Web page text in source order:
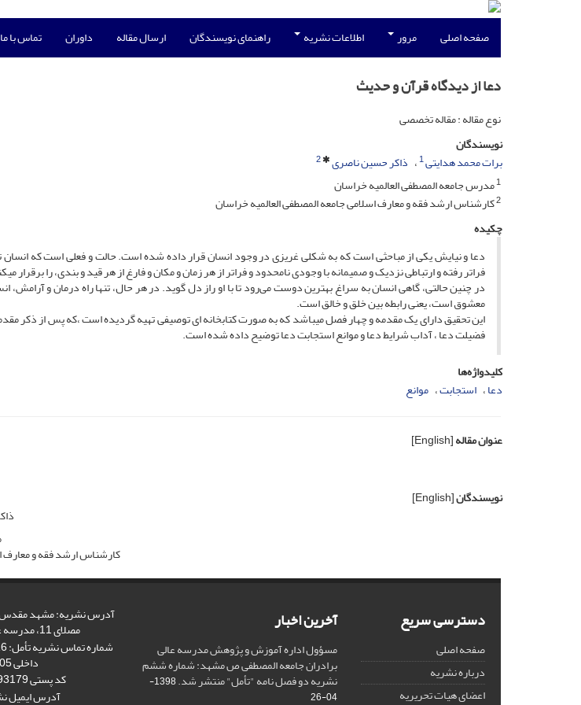
صفحه اصلی مرور اطلاعات نشریه راهنمای نویسندگان ارسال مقاله داوران تماس با ما
دعا از دیدگاه قرآن و حدیث
نوع مقاله : مقاله تخصصی
نویسندگان
برات محمد هدایتی1 ذاکر حسین ناصری
2
1مدرس جامعه المصطفی العالمیه خراسان
2کارشناس ارشد فقه و معارف اسلامی جامعه المصطفی العالمیه خراسان
چکیده
دعا و نیایش یکی از مباحثی است که به شکلی غریزی در وجود انسان قرار داده شده است. حالت و فعلی است که
فراتر رفته و ارتباطی نزدیک و صمیمانه با وجودی نامحدود و فراتر از هر زمان و مکان و فارغ از هر قید و بندی، را برقرار
در چنین حالتى، گاهى انسان به سراغ بهترین دوست مى‌رود تا با او راز دل گوید. در هر حال، تنها راه درمان و
معشوق است، یعنی رابطه بین خلق و خالق است.
این تحقیق دارای یک مقدمه و چهار فصل میباشد که به صورت کتابخانه ای توصیفی تهیه گردیده است ،که پس از ذکر
فضیلت دعا ، آداب شرایط دعا و موانع استجابت دعا توضیح داده شده است.
کلیدواژه‌ها
دعا استجابت موانع
عنوان مقاله[English]
نویسندگان[English]
کارشناس ارشد فقه و معارف
دسترسی سریع
صفحه اصلی
درباره نشریه
اعضای هیات تحریریه
آخرین اخبار
مسؤول اداره آموزش و پژوهش مدرسه عالی
برادران جامعه المصطفی ص مشهد: شماره ششم
نشریه دو فصل نامه "تأمل" منتشر شد.
1398-
04-26
آدرس نشریه: مشهد
مصلای 11، مدرسه عالی برادران
داخلی 105
کد پستی 9167693179
آدرس ایمیل